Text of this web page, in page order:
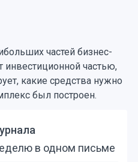
частей бизнес-
инвестиционной частью,
какие средства нужно
был построен.
в одном письме